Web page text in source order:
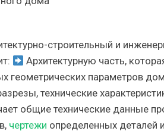
строительный и
Архитектурную часть,
геометрических параметров
технические
общие технические данные
чертежи определенных деталей и